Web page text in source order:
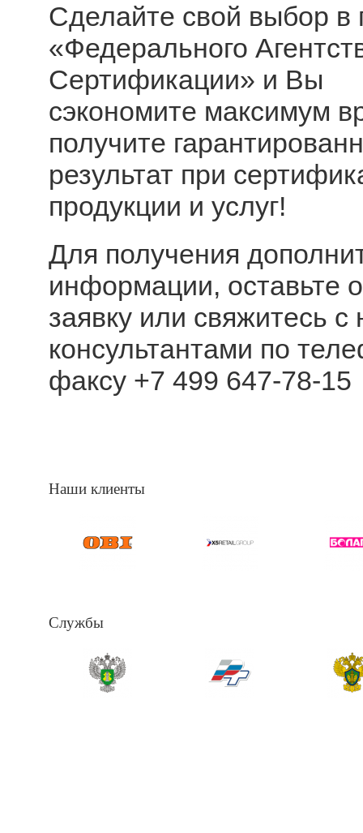
Сделайте свой выбор в
«Федерального
Сертификации» и Вы
сэкономите максимум
получите
результат при
продукции и услуг!
Для получения
информации, оставьте
заявку или свяжитесь
консультантами по
факсу +7 499 647-78-15
Наши клиенты
Службы